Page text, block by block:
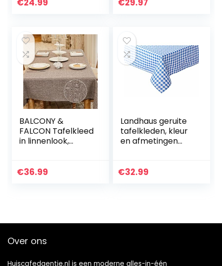
rechthoekig, 130 x
260 cm, wit
€24.99 €29.97
BALCONY &
FALCON Tafelkleed
in linnenlook,
rechthoekig,
€36.99
Landhaus geruite
tafelkleden, kleur
en afmetingen
cm rechthoek,
€32.99
Over ons
Huiscafedaentje.nl is een moderne alles-in-één